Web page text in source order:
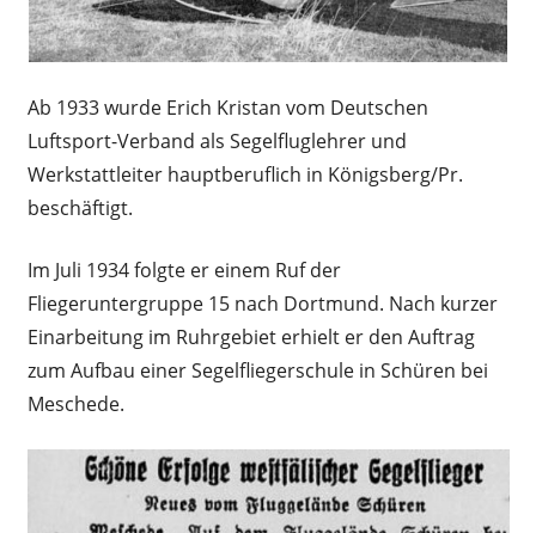
Ab 1933 wurde Erich Kristan vom Deutschen
Luftsport-Verband als Segelfluglehrer und
Werkstattleiter hauptberuflich in Königsberg/Pr.
beschäftigt.
Im Juli 1934 folgte er einem Ruf der
Fliegeruntergruppe 15 nach Dortmund. Nach kurzer
Einarbeitung im Ruhrgebiet erhielt er den Auftrag
zum Aufbau einer Segelfliegerschule in Schüren bei
Meschede.